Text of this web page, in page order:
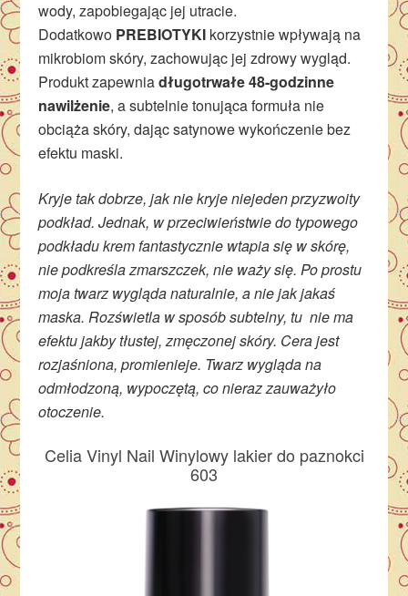
wody, zapobiegając jej utracie.
Dodatkowo PREBIOTYKI korzystnie wpływają na
mikrobiom skóry, zachowując jej zdrowy wygląd.
Produkt zapewniadługotrwałe 48-godzinne
nawilżenie, a subtelnie tonująca formuła nie
obciąża skóry, dając satynowe wykończenie bez
efektu maski.
Kryje tak dobrze, jak nie kryje niejeden przyzwoity
podkład. Jednak, w przeciwieństwie do typowego
podkładu krem fantastycznie wtapia się w skórę,
nie podkreśla zmarszczek, nie waży się. Po prostu
moja twarz wygląda naturalnie, a nie jak jakaś
maska. Rozświetla w sposób subtelny, tu nie ma
efektu jakby tłustej, zmęczonej skóry. Cera jest
rozjaśniona, promienieje. Twarz wygląda na
odmłodzoną, wypoczętą, co nieraz zauważyło
otoczenie.
Celia Vinyl Nail Winylowy lakier do paznokci
603